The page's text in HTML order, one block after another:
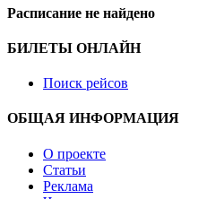
Расписание не найдено
БИЛЕТЫ ОНЛАЙН
Поиск рейсов
ОБЩАЯ ИНФОРМАЦИЯ
О проекте
Статьи
Реклама